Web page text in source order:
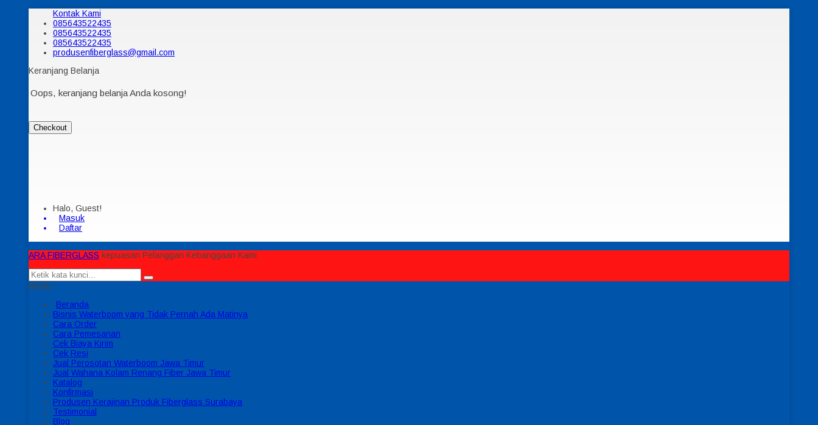
Kontak Kami
085643522435
085643522435
085643522435
produsenfiberglass@gmail.com
Keranjang Belanja
Oops, keranjang belanja Anda kosong!
Checkout
Halo, Guest!
Masuk
Daftar
ARA FIBERGLASS kepuasan Pelanggan Kebanggaan Kami
MENU
Beranda
Bisnis Waterboom yang Tidak Pernah Ada Matinya
Cara Order
Cara Pemesanan
Cek Biaya Kirim
Cek Resi
Jual Perosotan Waterboom Jawa Timur
Jual Wahana Kolam Renang Fiber Jawa Timur
Katalog
Konfirmasi
Produsen Kerajinan Produk Fiberglass Surabaya
Testimonial
Blog